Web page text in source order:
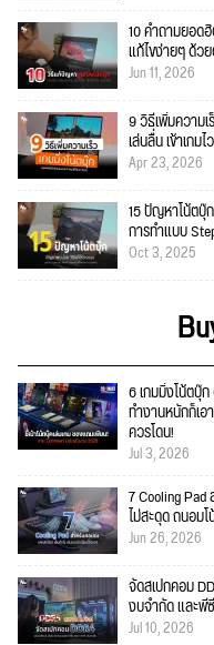
10 คำถามยอด
แก้ไขง่ายๆ ด้ว
Jun 11, 2026
9 วิธีเพิ่มความ
เล่นลื่น เข้าเกม
Apr 23, 2026
15 ปัญหาโน้ตบุ๊
การทำแบบ
Oct 3, 2025
6 เกมมิ่งโน้ตบุ๊
ทำงานหนักก็เอ
ควรโดน!
Jul 3, 2026
7 Cooling Pad
ไม่สะดุด ถนอม
Jun 26, 2026
จัดสเปกคอม
งบจำกัด และพี
Jul 10, 2026